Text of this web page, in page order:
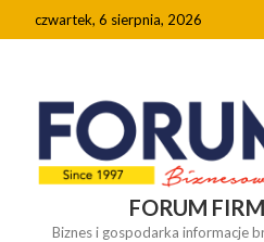
czwartek, 6 sierpnia, 2026
FORUM
Biznes i gospodarka informacje